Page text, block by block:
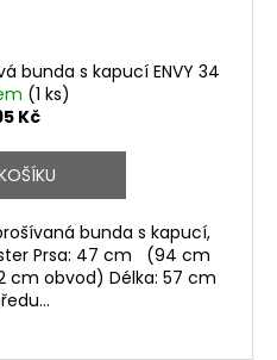
bunda s kapucí ENVY 34
(1 ks)
Kč
bunda s kapucí,
Prsa: 47 cm (94 cm
obvod) Délka: 57 cm